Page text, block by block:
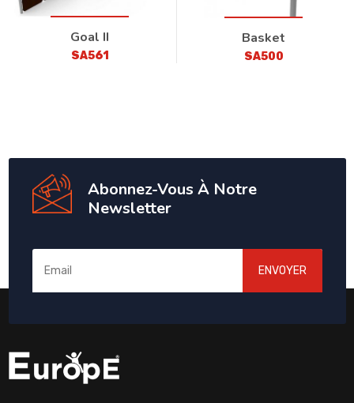
Goal II
SA561
Basket
SA500
Abonnez-Vous À Notre
Newsletter
ENVOYER